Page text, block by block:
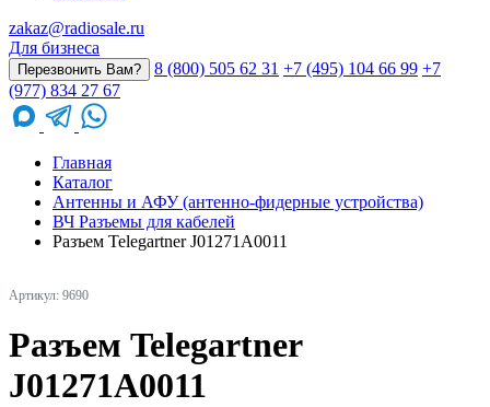
zakaz@radiosale.ru
Для бизнеса
Перезвонить Вам? 8 (800) 505 62 31 +7 (495) 104 66 99 +7
(977) 834 27 67
Главная
Каталог
Антенны и АФУ (антенно-фидерные устройства)
ВЧ Разъемы для кабелей
Разъем Telegartner J01271A0011
Артикул: 9690
Разъем Telegartner
J01271A0011